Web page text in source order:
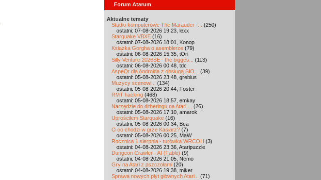
Forum Atarum
Aktualne tematy
Studio komputerowe The Marauder -...
(250)
ostatni: 07-08-2026 19:23, lexx
Starquake VBXE (16)
ostatni: 07-08-2026 18:01, Konop
Książka Gorgha o asemblerze (79)
ostatni: 06-08-2026 15:35, tOri
Silly Venture 2026SE - the bigges...
(113)
ostatni: 06-08-2026 00:48, tdc
AspeQt dla Androida z obsługą SIO...
(39)
ostatni: 05-08-2026 23:48, greblus
Muzycy scenowi...
(134)
ostatni: 05-08-2026 20:44, Foster
RMT hacking (468)
ostatni: 05-08-2026 18:57, emkay
Narzędzie do ditheringu na Atari ...
(26)
ostatni: 05-08-2026 17:10, amarok
Uprościłem Starquake (16)
ostatni: 05-08-2026 00:34, Bca
O co chodzi w grze Kasiarz? (7)
ostatni: 05-08-2026 00:25, MaW
Rocznica 1 sierpnia - turówka WRCOH (3)
ostatni: 04-08-2026 23:36, Ataripuzzle
Dungeon Crawler - AI (Fable) (9)
ostatni: 04-08-2026 21:05, Nemo
Gry na Atari z pszczołami (20)
ostatni: 04-08-2026 19:38, miker
Sprawa nowych płyt głównych Atari...
(71)